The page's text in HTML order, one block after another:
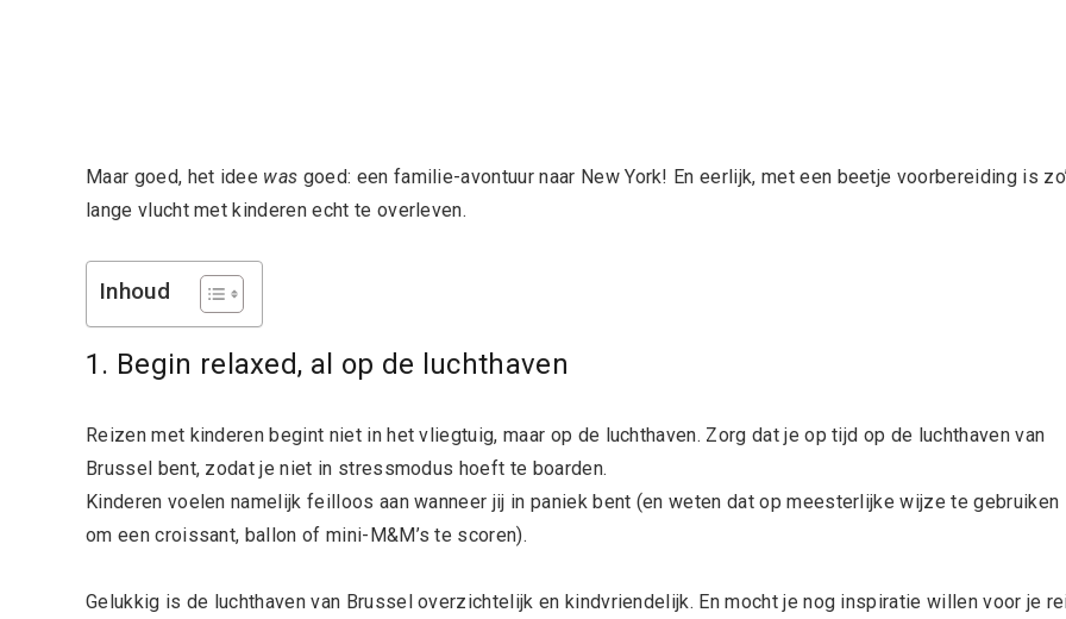
Maar goed, het idee was goed: een familie-avontuur naar New York! En eerlijk, met een beetje voorbereiding is
lange vlucht met kinderen echt te overleven.
Inhoud
1. Begin relaxed, al op de luchthaven
Reizen met kinderen begint niet in het vliegtuig, maar op de luchthaven. Zorg dat je op tijd op de luchthaven van
Brussel bent, zodat je niet in stressmodus hoeft te boarden.
Kinderen voelen namelijk feilloos aan wanneer jij in paniek bent (en weten dat op meesterlijke wijze te gebruiken
om een croissant, ballon of mini-M&M’s te scoren).
Gelukkig is de luchthaven van Brussel overzichtelijk en kindvriendelijk. En mocht je nog inspiratie willen voor je